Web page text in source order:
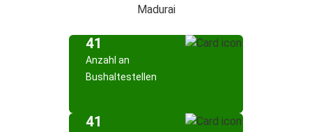
Madurai
41
Anzahl an
Bushaltestellen
41